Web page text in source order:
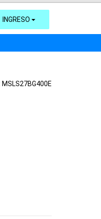
INGRESO
MSLS27BG400E